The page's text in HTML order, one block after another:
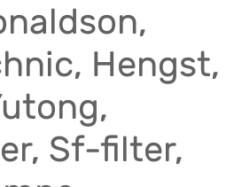
Hengst,
Sf-filter,